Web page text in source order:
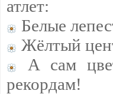
атлет:
Белые
Жёлтый
А сам
рекордам!